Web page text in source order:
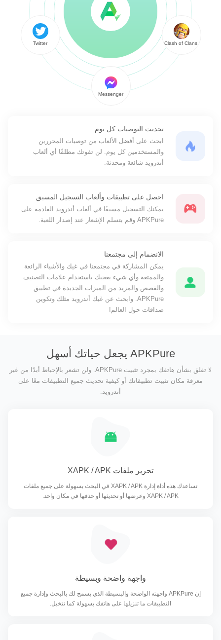
تحديث التوصيات كل يوم
ابحث على أفضل الألعاب من توصيات المحررين
والمستخدمين كل يوم. لن تفوتك مطلقًا أي ألعاب
أندرويد شائعة ومحدثة.
احصل على تطبيقات وألعاب التسجيل المسبق
يمكنك التسجيل مسبقًا في ألعاب أندرويد القادمة على
APKPure وقم بتسلم الإشعار عند إصدار اللعبة.
الانضمام إلى مجتمعنا
يمكن المشاركة في مجتمعنا في غيك والأشياء الرائعة
والممتعة وأي شيء يعجبك باستخدام علامات التصنيف
والقصص والمزيد من الميزات الجديدة في تطبيق
APKPure. وابحث عن غيك أندرويد مثلك وتكوين
صداقات حول العالم!
Messenger
Clash of Clans
Twitter
APKPure يجعل حياتك أسهل
لا تقلق بشأن هاتفك بمجرد تثبيت APKPure. ولن تشعر بالإحباط أبدًا من غير
معرفة مكان تثبيت تطبيقاتك أو كيفية تحديث جميع التطبيقات معًا على
أندرويد.
تحرير ملفات XAPK / APK
تساعدك هذه أداة إدارة XAPK / APK في البحث بسهولة على جميع ملفات
XAPK / APK وعرضها أو تحديثها أو حذفها في مكان واحد.
واجهة واضحة وبسيطة
إن APKPure واجهته الواضحة والبسيطة الذي يسمح لك بالبحث وإدارة جميع
التطبيقات ما تنزيلها على هاتفك بسهولة كما تتخيل.